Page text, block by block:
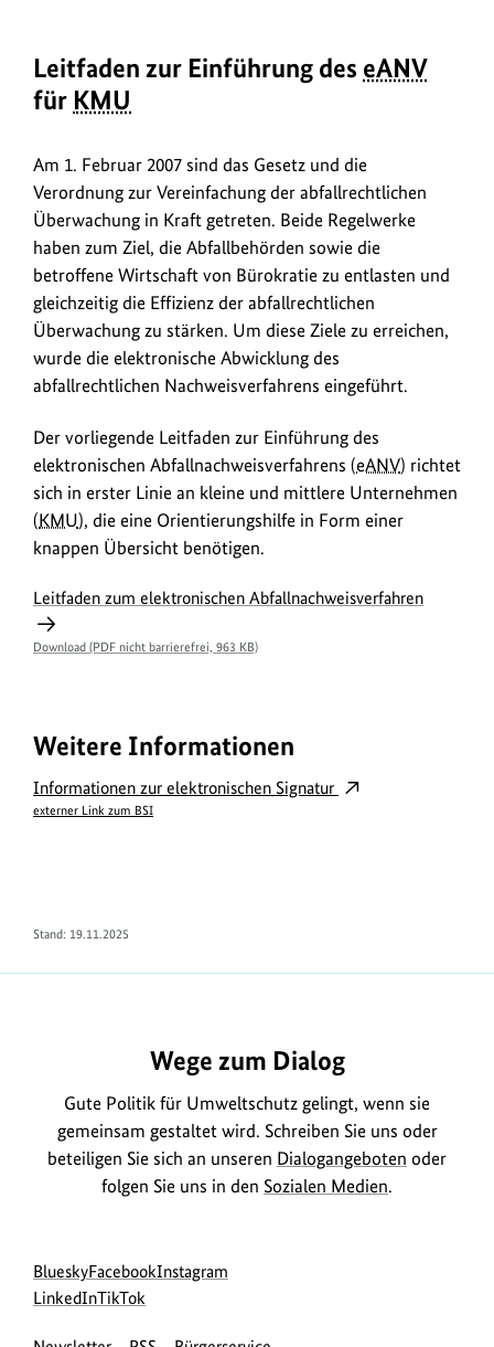
Leitfaden zur Einführung des eANV
für KMU
Am 1. Februar 2007 sind das Gesetz und die
Verordnung zur Vereinfachung der abfallrechtlichen
Überwachung in Kraft getreten. Beide Regelwerke
haben zum Ziel, die Abfallbehörden sowie die
betroffene Wirtschaft von Bürokratie zu entlasten und
gleichzeitig die Effizienz der abfallrechtlichen
Überwachung zu stärken. Um diese Ziele zu erreichen,
wurde die elektronische Abwicklung des
abfallrechtlichen Nachweisverfahrens eingeführt.
Der vorliegende Leitfaden zur Einführung des
elektronischen Abfallnachweisverfahrens (eANV) richtet
sich in erster Linie an kleine und mittlere Unternehmen
(KMU), die eine Orientierungshilfe in Form einer
knappen Übersicht benötigen.
Leitfaden zum elektronischen Abfallnachweisverfahren
Download (PDF nicht barrierefrei, 963 KB)
Weitere Informationen
Informationen zur elektronischen Signatur
externer Link zum BSI
Stand: 19.11.2025
Wege zum Dialog
Gute Politik für Umweltschutz gelingt, wenn sie
gemeinsam gestaltet wird. Schreiben Sie uns oder
beteiligen Sie sich an unseren Dialogangeboten oder
folgen Sie uns in den Sozialen Medien.
Social
Media
Blueskyzur
Bluesky-
Facebookzur
Instagram
LinkedInzur
zur
TikTok